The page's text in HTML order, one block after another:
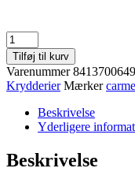
Himalaya
Salt
&
Peber
Mix
med
kværn
Carmencita
antal
Tilføj til kurv
Varenummer
Krydderier Mærker
Beskrivelse
Yderligere
Beskrivelse